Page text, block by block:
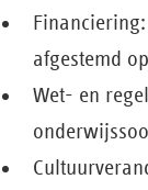
afgestemd
Wet- en